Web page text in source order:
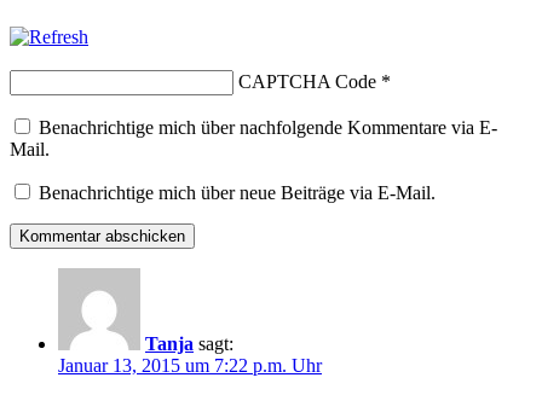
CAPTCHA Code *
Benachrichtige mich über nachfolgende Kommentare via E-
Mail.
Benachrichtige mich über neue Beiträge via E-Mail.
Tanja sagt:
Januar 13, 2015 um 7:22 p.m. Uhr